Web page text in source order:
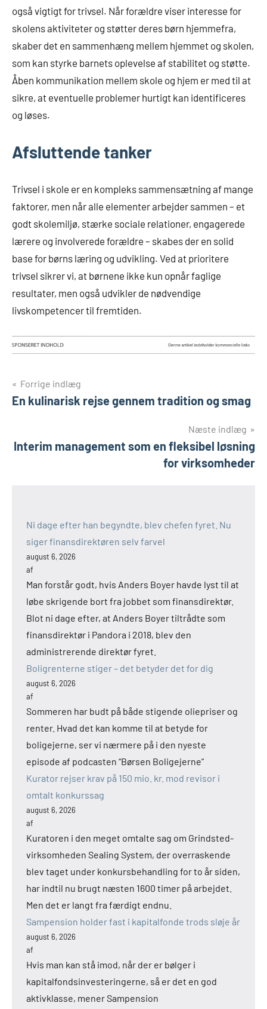
også vigtigt for trivsel. Når forældre viser interesse for
skolens aktiviteter og støtter deres børn hjemmefra,
skaber det en sammenhæng mellem hjemmet og skolen,
som kan styrke barnets oplevelse af stabilitet og støtte.
Åben kommunikation mellem skole og hjem er med til at
sikre, at eventuelle problemer hurtigt kan identificeres
og løses.
Afsluttende tanker
Trivsel i skole er en kompleks sammensætning af mange
faktorer, men når alle elementer arbejder sammen – et
godt skolemiljø, stærke sociale relationer, engagerede
lærere og involverede forældre – skabes der en solid
base for børns læring og udvikling. Ved at prioritere
trivsel sikrer vi, at børnene ikke kun opnår faglige
resultater, men også udvikler de nødvendige
livskompetencer til fremtiden.
Indlægsnavigation
Forrige indlæg
En kulinarisk rejse gennem tradition og smag
Næste indlæg
Interim management som en fleksibel løsning
for virksomheder
Ni dage efter han begyndte, blev chefen fyret. Nu
siger finansdirektøren selv farvel
august 6, 2026
af
Man forstår godt, hvis Anders Boyer havde lyst til at
løbe skrigende bort fra jobbet som finansdirektør.
Blot ni dage efter, at Anders Boyer tiltrådte som
finansdirektør i Pandora i 2018, blev den
administrerende direktør fyret.
Boligrenterne stiger – det betyder det for dig
august 6, 2026
af
Sommeren har budt på både stigende oliepriser og
renter. Hvad det kan komme til at betyde for
boligejerne, ser vi nærmere på i den nyeste
episode af podcasten “Børsen Boligejerne”
Kurator rejser krav på 150 mio. kr. mod revisor i
omtalt konkurssag
august 6, 2026
af
Kuratoren i den meget omtalte sag om Grindsted-
virksomheden Sealing System, der overraskende
blev taget under konkursbehandling for to år siden,
har indtil nu brugt næsten 1600 timer på arbejdet.
Men det er langt fra færdigt endnu.
Sampension holder fast i kapitalfonde trods sløje år
august 6, 2026
af
Hvis man kan stå imod, når der er bølger i
kapitalfondsinvesteringerne, så er det en god
aktivklasse, mener Sampension